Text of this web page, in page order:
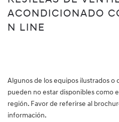
ACONDICIONADO
N LINE
Algunos de los equipos ilustrados
pueden no estar disponibles como
región. Favor de referirse al
información.